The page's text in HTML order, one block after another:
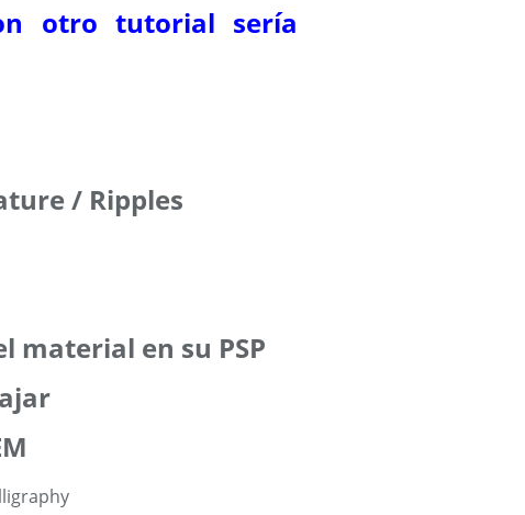
otro tutorial sería
/ Ripples
material en su PSP